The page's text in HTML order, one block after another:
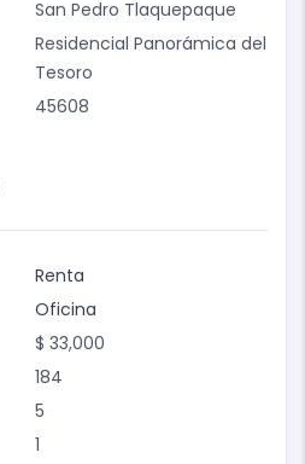
San Pedro Tlaquepaque
Residencial Panorámica del
Tesoro
45608
Renta
Oficina
$ 33,000
184
5
1